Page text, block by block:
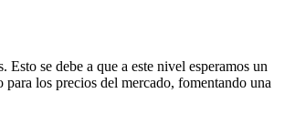
se debe a que a este nivel esperamos un
los precios del mercado, fomentando una